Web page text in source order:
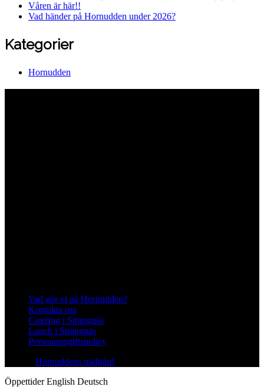
Våren är här!!
Vad händer på Hornudden under 2026?
Kategorier
Hornudden
Vad gör vi på Hornudden?
Kontakta oss
Catering i Strängnäs
Lunch i Strängnäs
Personuppgiftspolicy
Hornuddens trädgård
ÖppettiderEnglish Deutsch